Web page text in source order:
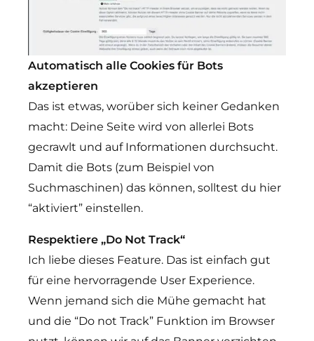
Automatisch alle Cookies für Bots
akzeptieren
Das ist etwas, worüber sich keiner Gedanken
macht: Deine Seite wird von allerlei Bots
gecrawlt und auf Informationen durchsucht.
Damit die Bots (zum Beispiel von
Suchmaschinen) das können, solltest du hier
“aktiviert” einstellen.
Respektiere „Do Not Track“
Ich liebe dieses Feature. Das ist einfach gut
für eine hervorragende User Experience.
Wenn jemand sich die Mühe gemacht hat
und die “Do not Track” Funktion im Browser